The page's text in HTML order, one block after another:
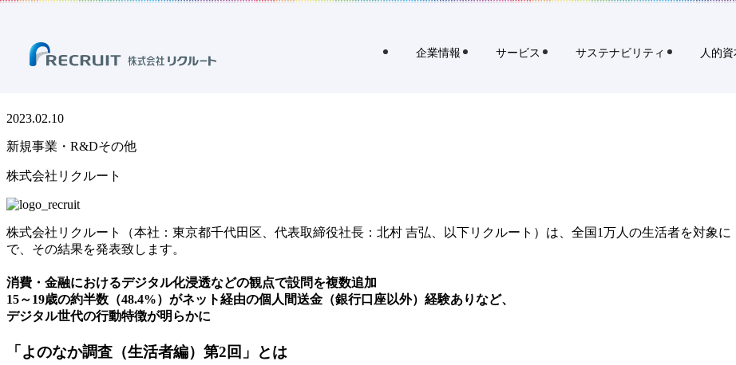
企業情報 サービス サステナビリティ 人的
2023.02.10
新規事業・R&Dその他
株式会社リクルート
株式会社リクルート（本社：東京都千代田区、代表取締役社長：北村 吉弘、以下リクルート）は、全国1万人の生活者を対象
で、その結果を発表致します。
消費・金融におけるデジタル化浸透などの観点で設問を複数追加
15～19歳の約半数（48.4%）がネット経由の個人間送金（銀行口座以外）経験ありなど、
デジタル世代の行動特徴が明らかに
「よのなか調査（生活者編）第2回」とは